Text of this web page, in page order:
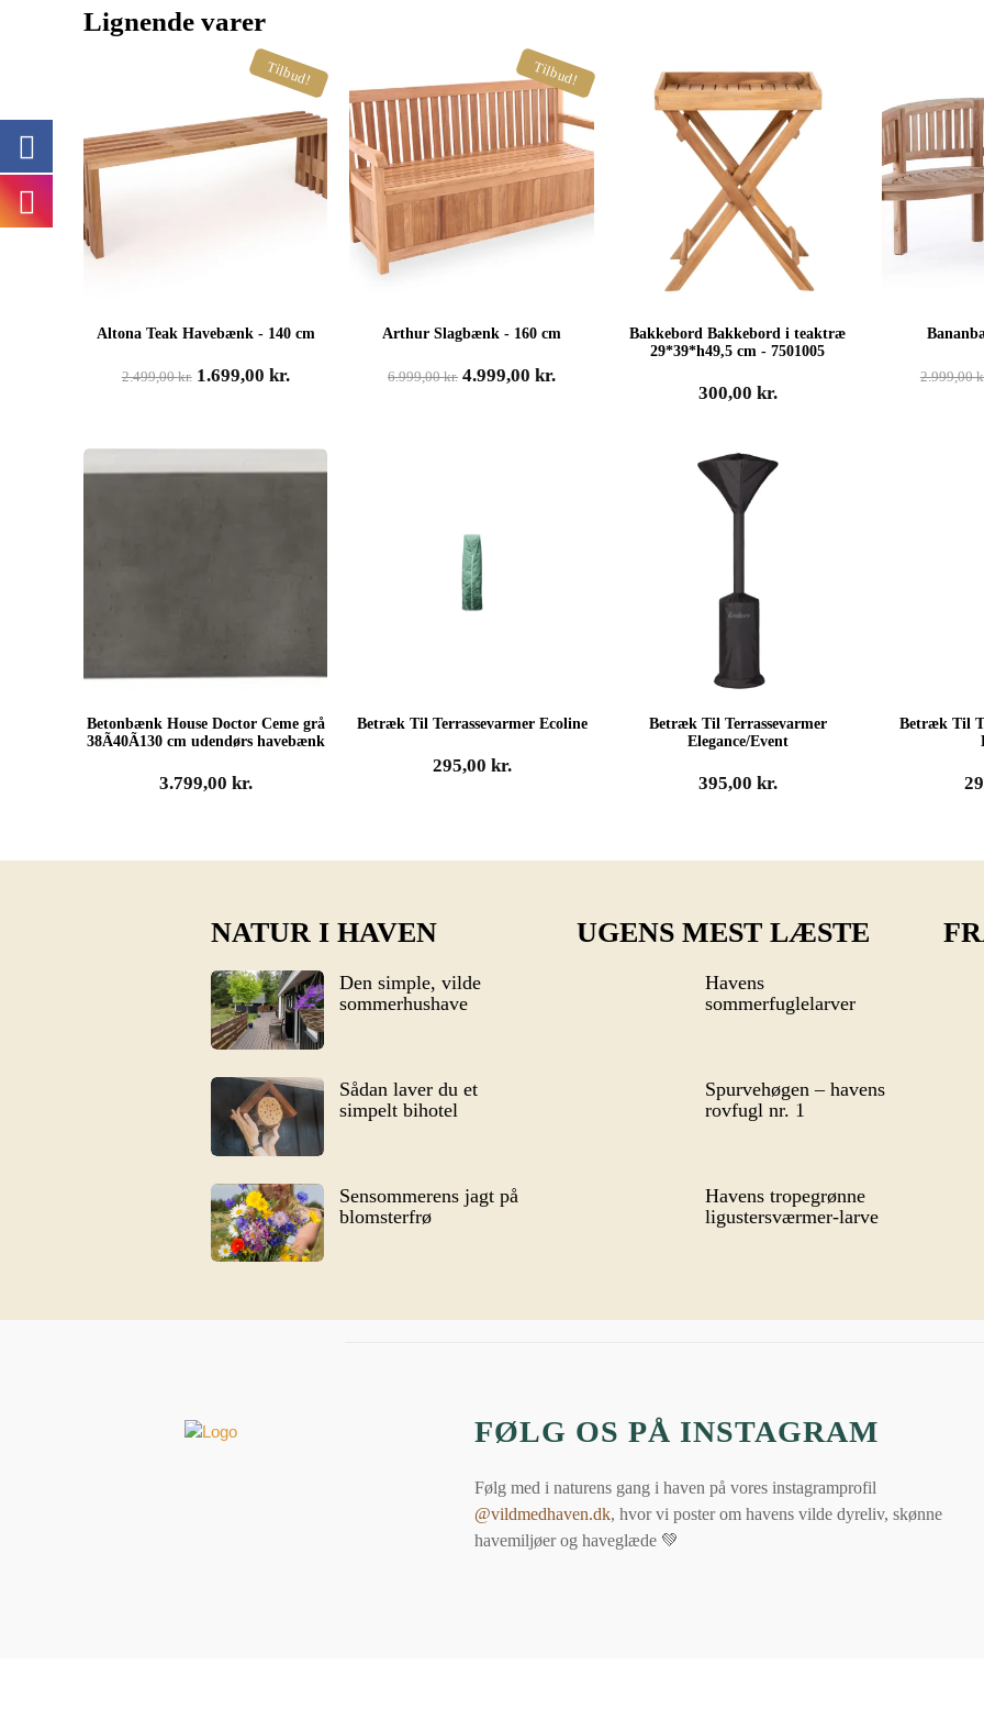
Lignende varer
Tilbud!
Altona Teak Havebænk - 140 cm
2.499,00kr. Den
1.699,00 kr.Den
Tilbud!
Arthur Slagbænk - 160 cm
6.999,00kr. Den
4.999,00kr.Den
Bakkebord Bakkebord i teaktræ
29*39*h49,5 cm - 7501005
300,00 kr.
2.999,00
Betonbænk House Doctor Ceme grå
38Ã40Ã130 cm udendørs havebænk
3.799,00 kr.
Betræk Til Terrassevarmer Ecoline
295,00 kr.
Betræk Til Terrassevarmer
Elegance/Event
395,00 kr.
Betræk Til
NATUR I HAVEN
Den simple, vilde
sommerhushave
Sådan laver du et
simpelt bihotel
Sensommerens jagt på
blomsterfrø
UGENS MEST LÆSTE
Havens
sommerfuglelarver
Spurvehøgen – havens
rovfugl nr. 1
Havens tropegrønne
ligustersværmer-larve
FØLG OS PÅ INSTAGRAM
Følg med i naturens gang i haven på vores instagramprofil
@vildmedhaven.dk, hvor vi poster om havens vilde dyreliv, skønne
havemiljøer og haveglæde 💚